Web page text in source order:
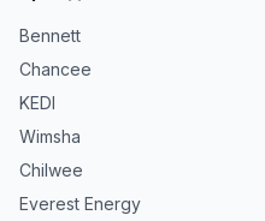
Bennett
Chancee
KEDI
Wimsha
Chilwee
Everest Energy